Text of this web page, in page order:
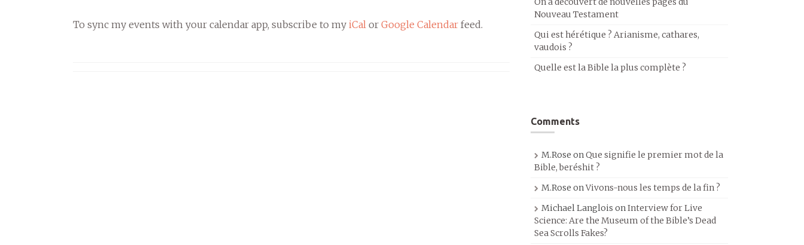
To sync my events with your calendar app, subscribe to my iCal or Google Calendar feed.
Nouveau Testament
Qui est hérétique ? Arianisme, cathares,
vaudois ?
Quelle est la Bible la plus complète ?
Comments
M.Rose onQue signifie le premier mot de la
Bible, beréshit ?
M.Rose onVivons-nous les temps de la fin ?
Michael Langlois onInterview for Live
Science: Are the Museum of the Bible’s Dead
Sea Scrolls Fakes?